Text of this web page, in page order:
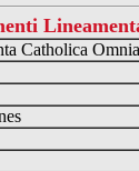
Catholica Omnia